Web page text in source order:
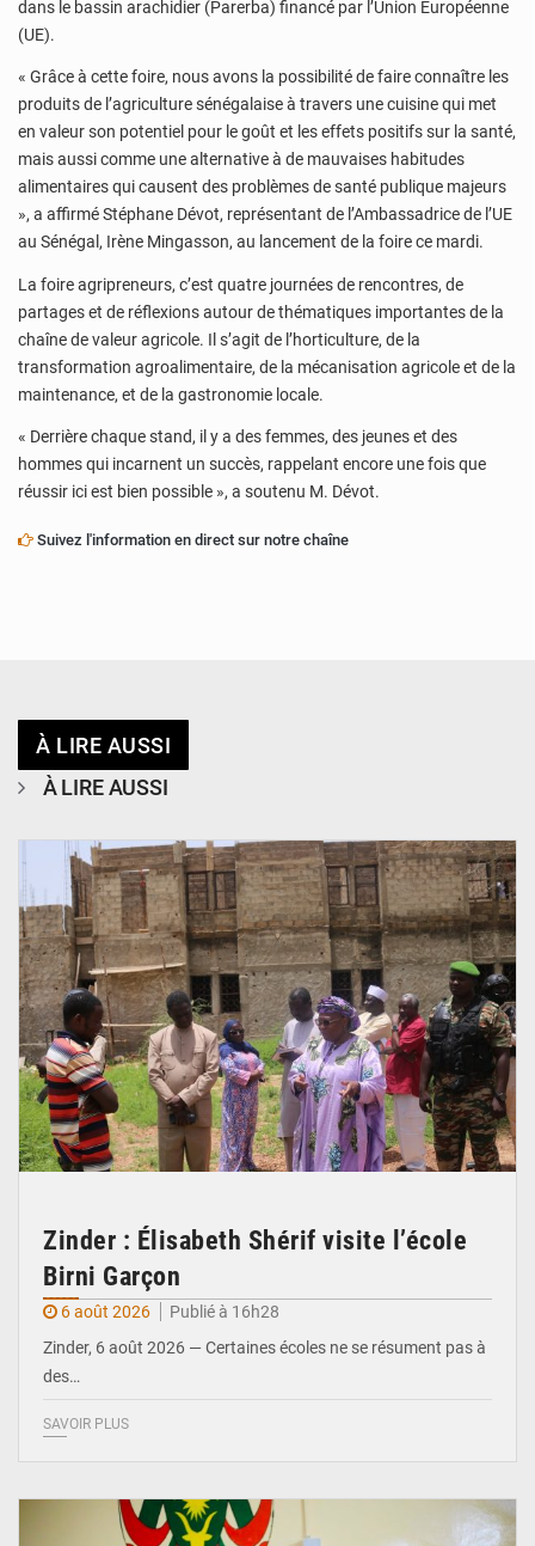
dans le bassin arachidier (Parerba) financé par l’Union Européenne
(UE).
« Grâce à cette foire, nous avons la possibilité de faire connaître les
produits de l’agriculture sénégalaise à travers une cuisine qui met
en valeur son potentiel pour le goût et les effets positifs sur la santé,
mais aussi comme une alternative à de mauvaises habitudes
alimentaires qui causent des problèmes de santé publique majeurs
», a affirmé Stéphane Dévot, représentant de l’Ambassadrice de l’UE
au Sénégal, Irène Mingasson, au lancement de la foire ce mardi.
La foire agripreneurs, c’est quatre journées de rencontres, de
partages et de réflexions autour de thématiques importantes de la
chaîne de valeur agricole. Il s’agit de l’horticulture, de la
transformation agroalimentaire, de la mécanisation agricole et de la
maintenance, et de la gastronomie locale.
« Derrière chaque stand, il y a des femmes, des jeunes et des
hommes qui incarnent un succès, rappelant encore une fois que
réussir ici est bien possible », a soutenu M. Dévot.
Suivez l'information en direct sur notre chaîne
À LIRE AUSSI
À LIRE AUSSI
Zinder : Élisabeth Shérif visite l’école
Birni Garçon
6 août 2026
Publié à 16h28
Zinder, 6 août 2026 — Certaines écoles ne se résument pas à
des…
SAVOIR PLUS